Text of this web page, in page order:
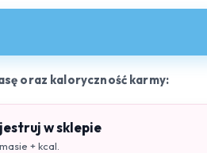
oraz kaloryczność karmy:
w sklepie
+ kcal.